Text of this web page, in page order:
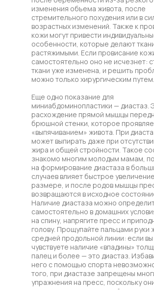
изменения объема живота, после
стремительного похудения или в
возрастных изменений. Также к
кожи могут привести
особенности, которые делают
растяжимыми. Если провисание
самостоятельно оно не исчезнет:
ткани уже изменена, и решить
можно только хирургическим путем.
Еще одно показание для
миниабдоминопластики — диастаз.
расхождение прямой мышцы
брюшной стенки, которое
«выпячиванием» живота. При
может выпирать даже при
жира и общей стройности. Такое
знакомо многим молодым мамам,
на формирование диастаза в
случаев влияет быстрое
размере, и после родов мышцы
возвращаются в исходное
Наличие диастаза можно
самостоятельно в домашних
на спину, напрягите пресс и
голову. Прощупайте пальцами руки
средней продольной линии: если вы
чувствуете наличие «впадины»
палец и более — это диастаз.
него с помощью спорта
того, при диастазе запрещены
упражнения на пресс, поскольку
увеличивают щель прямой мышцы.